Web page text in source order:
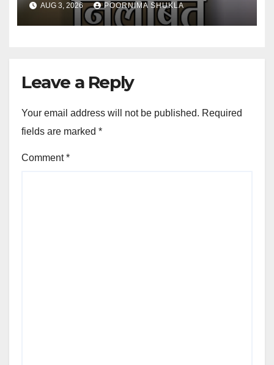
AUG 3, 2026 POORNIMA SHUKLA
Leave a Reply
Your email address will not be published. Required
fields are marked *
Comment*